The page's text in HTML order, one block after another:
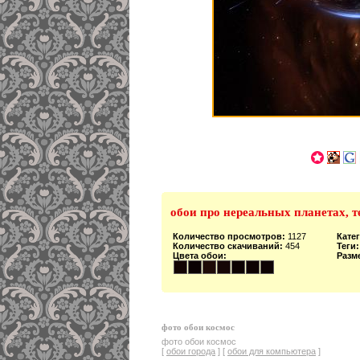
обои про нереальных планетах,
Количество просмотров: 1127
Количество скачиваний: 454
Цвета обои:
Теги:
фото обои космос
фото обои космос
[ обои города ] [ обои для компьютера ]